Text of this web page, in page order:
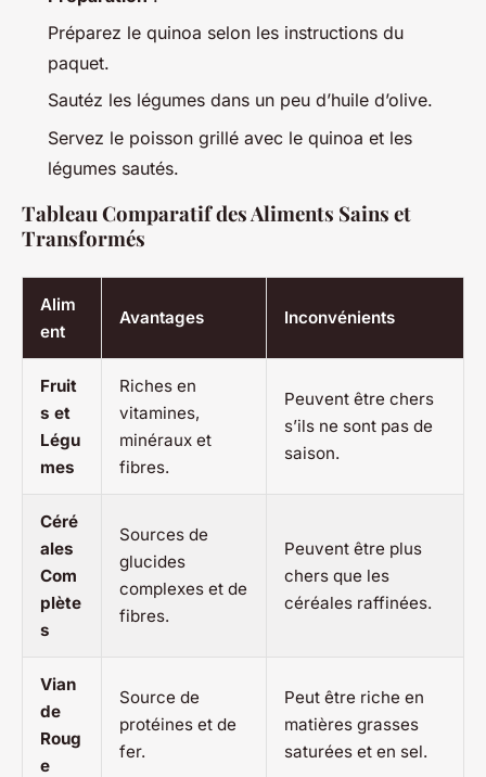
Préparez le quinoa selon les instructions du
paquet.
Sautéz les légumes dans un peu d’huile d’olive.
Servez le poisson grillé avec le quinoa et les
légumes sautés.
Tableau Comparatif des Aliments Sains et
Transformés
Alim
ent
Avantages Inconvénients
Fruit
s et
Légu
mes
Riches en
vitamines,
minéraux et
fibres.
Peuvent être chers
s’ils ne sont pas de
saison.
Céré
ales
Com
plète
s
Sources de
glucides
complexes et de
fibres.
Peuvent être plus
chers que les
céréales raffinées.
Vian
de
Roug
e
Source de
protéines et de
fer.
Peut être riche en
matières grasses
saturées et en sel.